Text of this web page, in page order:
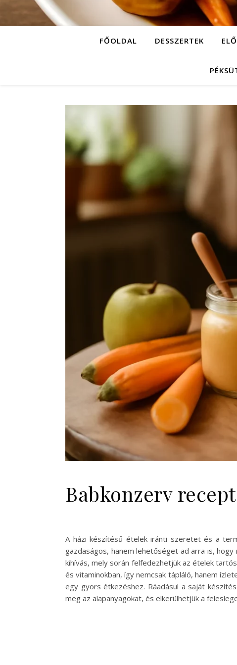
FŐOLDAL DESSZERTEK
Babkonzerv
A házi készítésű ételek iránti szeretet és a
gazdaságos, hanem lehetőséget ad arra is,
kihívás, mely során felfedezhetjük az ételek
és vitaminokban, így nemcsak tápláló, hanem
egy gyors étkezéshez. Ráadásul a saját
meg az alapanyagokat, és elkerülhetjük a